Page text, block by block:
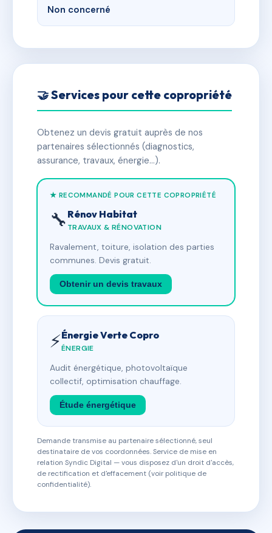
Non concerné
🤝 Services pour cette copropriété
Obtenez un devis gratuit auprès de nos
partenaires sélectionnés (diagnostics,
assurance, travaux, énergie…).
★ RECOMMANDÉ POUR CETTE COPROPRIÉTÉ
🔧 Rénov Habitat
TRAVAUX & RÉNOVATION
Ravalement, toiture, isolation des parties
communes. Devis gratuit.
Obtenir un devis travaux
⚡Énergie Verte Copro
ÉNERGIE
Audit énergétique, photovoltaïque
collectif, optimisation chauffage.
Étude énergétique
Demande transmise au partenaire sélectionné, seul
destinataire de vos coordonnées. Service de mise en
relation Syndic Digital — vous disposez d'un droit d'accès,
de rectification et d'effacement (voir politique de
confidentialité).